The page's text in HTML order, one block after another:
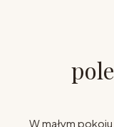
W małym